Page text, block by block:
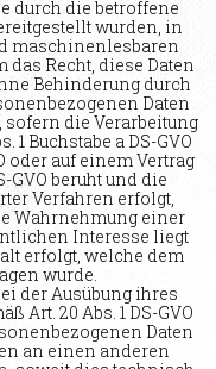
durch die betroffene
wurden, in
maschinenlesbaren
das Recht, diese Daten
Behinderung durch
Daten
die Verarbeitung
Buchstabe a DS-GVO
oder auf einem Vertrag
GVO beruht und die
Verfahren erfolgt,
Wahrnehmung einer
Interesse liegt
erfolgt, welche dem
wurde.
der Ausübung ihres
Art. 20 Abs. 1 DS-GVO
Daten
an einen anderen